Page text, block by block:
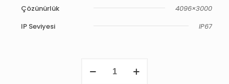
Çözünürlük
4096×3000
IP Seviyesi
IP67
5GigE